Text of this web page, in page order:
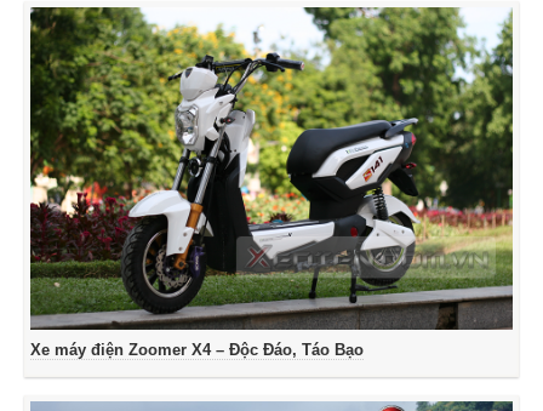
Xe máy điện Zoomer X4 – Độc Đáo, Táo Bạo